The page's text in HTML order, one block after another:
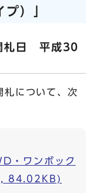
）」
札日 平成30
について、次
・ワンボック
84.02KB)